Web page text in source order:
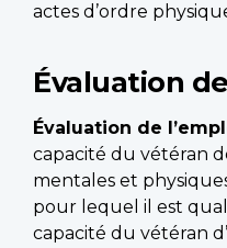
actes d’ordre
Évaluation
Évaluation de
capacité du vétéran
mentales et
pour lequel il est
capacité du vétéran